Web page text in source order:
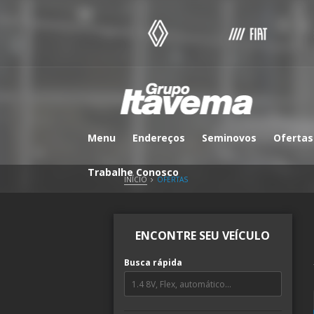
Menu Endereços Seminovos Ofertas
Trabalhe Conosco
INÍCIO OFERTAS
ENCONTRE SEU VEÍCULO
Busca rápida